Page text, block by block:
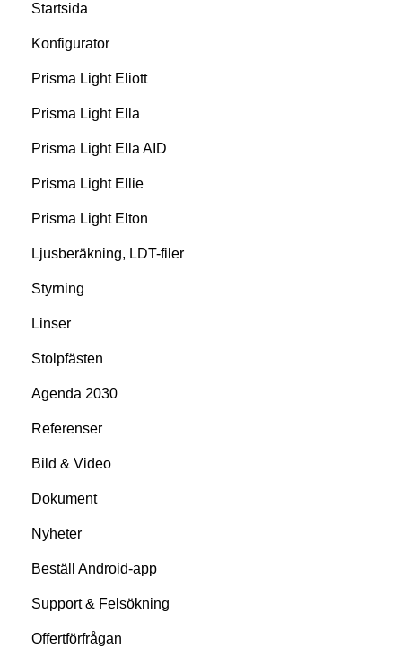
Startsida
Konfigurator
Prisma Light Eliott
Prisma Light Ella
Prisma Light Ella AID
Prisma Light Ellie
Prisma Light Elton
Ljusberäkning, LDT-filer
Styrning
Linser
Stolpfästen
Agenda 2030
Referenser
Bild & Video
Dokument
Nyheter
Beställ Android-app
Support & Felsökning
Offertförfrågan